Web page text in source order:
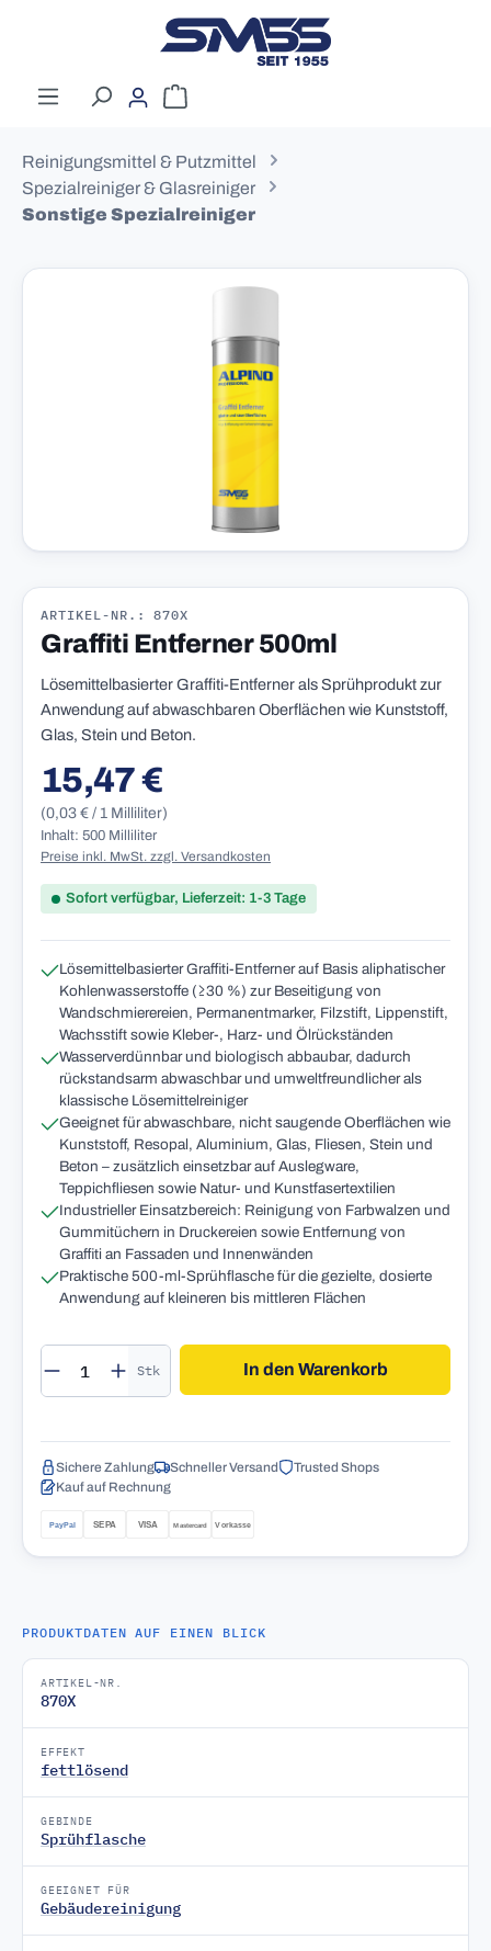
Zum Hauptinhalt springen
Warenkorb enthält 0 Positionen. Der
Reinigungsmittel & Putzmittel
Spezialreiniger & Glasreiniger
Sonstige Spezialreiniger
Bildergalerie überspringen
ARTIKEL-NR.: 870X
Graffiti Entferner 500ml
Lösemittelbasierter Graffiti-Entferner als Sprühprodukt zur
Anwendung auf abwaschbaren Oberflächen wie Kunststoff,
Glas, Stein und Beton.
Regulärer Preis:
15,47 €
(0,03 € / 1 Milliliter)
Inhalt: 500 Milliliter
Preise inkl. MwSt. zzgl. Versandkosten
Sofort verfügbar, Lieferzeit: 1-3 Tage
Lösemittelbasierter Graffiti-Entferner auf Basis aliphatischer
Kohlenwasserstoffe (≥30 %) zur Beseitigung von
Wandschmierereien, Permanentmarker, Filzstift, Lippenstift,
Wachsstift sowie Kleber-, Harz- und Ölrückständen
Wasserverdünnbar und biologisch abbaubar, dadurch
rückstandsarm abwaschbar und umweltfreundlicher als
klassische Lösemittelreiniger
Geeignet für abwaschbare, nicht saugende Oberflächen wie
Kunststoff, Resopal, Aluminium, Glas, Fliesen, Stein und
Beton – zusätzlich einsetzbar auf Auslegware,
Teppichfliesen sowie Natur- und Kunstfasertextilien
Industrieller Einsatzbereich: Reinigung von Farbwalzen und
Gummitüchern in Druckereien sowie Entfernung von
Graffiti an Fassaden und Innenwänden
Praktische 500-ml-Sprühflasche für die gezielte, dosierte
Anwendung auf kleineren bis mittleren Flächen
Produkt Anzahl: Gib den gewünschten
Stk In den Warenkorb
Sichere Zahlung Schneller Versand
Trusted Shops
Kauf auf Rechnung
PRODUKTDATEN AUF EINEN BLICK
ARTIKEL-NR.
870X
EFFEKT
fettlösend
GEBINDE
Sprühflasche
GEEIGNET FÜR
Gebäudereinigung